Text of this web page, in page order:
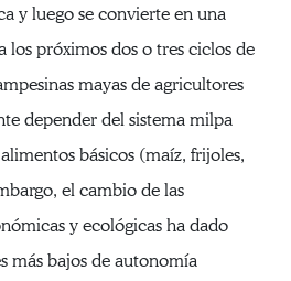
y luego se convierte en una
los próximos dos o tres ciclos de
mayas de agricultores
depender del sistema milpa
básicos (maíz, frijoles,
el cambio de las
y ecológicas ha dado
más bajos de autonomía